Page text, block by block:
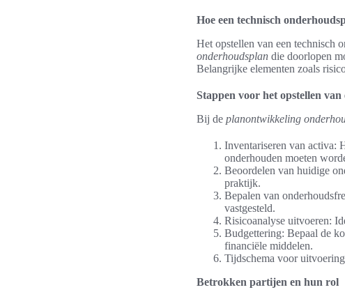
Hoe een technisch
Het opstellen van een technisch
onderhoudsplan die doorlopen
Belangrijke elementen zoals
Stappen voor het opstellen van
Bij de planontwikkeling
Inventariseren van activa:
onderhouden moeten
Beoordelen van huidige
praktijk.
Bepalen van
vastgesteld.
Risicoanalyse uitvoeren:
Budgettering: Bepaal de
financiële middelen.
Tijdschema voor
Betrokken partijen en hun rol